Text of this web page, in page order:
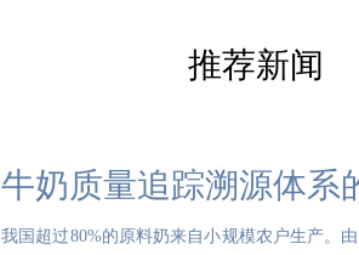
推荐新闻
牛奶质量追踪溯源体系
我国超过80%的原料奶来自小规模农户生产。